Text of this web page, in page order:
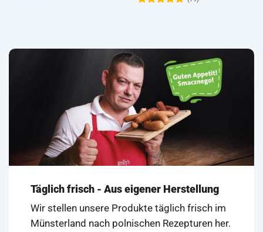
Täglich frisch - Aus eigener Herstellung
Wir stellen unsere Produkte täglich frisch im
Münsterland nach polnischen Rezepturen her.